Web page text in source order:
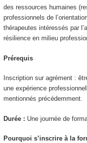
des ressources humaines
professionnels de
thérapeutes intéressés par
résilience en milieu
Prérequis
Inscription sur agrément :
une expérience
mentionnés précédemment.
Durée : Une journée de
Pourquoi s’inscrire à la